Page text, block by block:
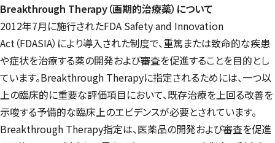
Breakthrough Therapy（画期的治療薬）について
2012年7月に施行されたFDA Safety and Innovation
Act（FDASIA）により導入された制度で、重篤または致命的な疾患
や症状を治療する薬の開発および審査を促進することを目的とし
ています。Breakthrough Therapyに指定されるためには、一つ以
上の臨床的に重要な評価項目において、既存治療を上回る改善を
示唆する予備的な臨床上のエビデンスが必要とされています。
Breakthrough Therapy指定は、医薬品の開発および審査を促進